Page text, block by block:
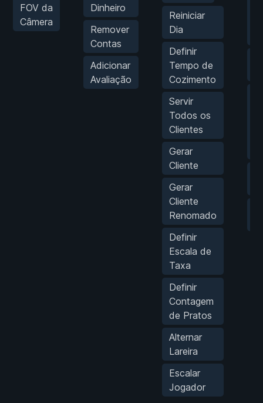
FOV da
Câmera
Dinheiro
Remover
Contas
Adicionar
Avaliação
Reiniciar
Dia
Definir
Tempo de
Cozimento
Servir
Todos os
Clientes
Gerar
Cliente
Gerar
Cliente
Renomado
Definir
Escala de
Taxa
Definir
Contagem
de Pratos
Alternar
Lareira
Escalar
Jogador